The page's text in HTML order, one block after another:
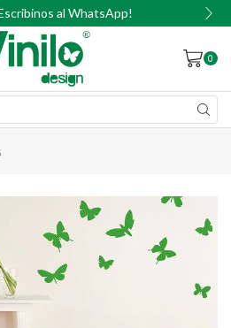
al WhatsApp!
0